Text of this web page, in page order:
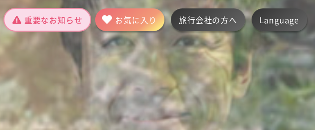
重要なお知らせ お気に入り 旅行会社の方へ Language